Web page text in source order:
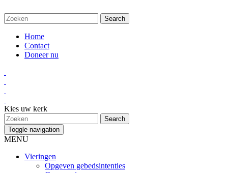
Home
Contact
Doneer nu
Kies uw kerk
Toggle navigation
MENU
Vieringen
Opgeven gebedsintenties